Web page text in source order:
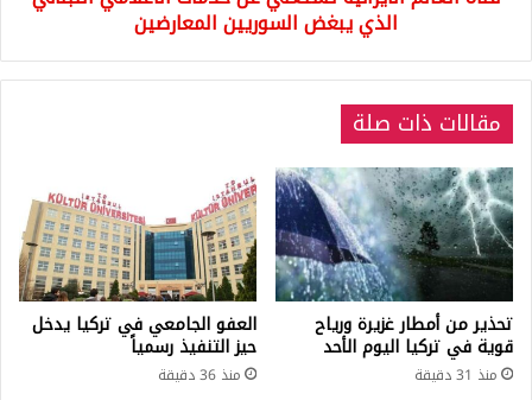
الذي يبغض السوريين المعارضين
مقالات ذات صلة
تحذير من أمطار غزيرة ورياح
قوية في تركيا اليوم الأحد
منذ 31 دقيقة
العفو الجامعي في تركيا يدخل
حيز التنفيذ رسمياً
منذ 36 دقيقة